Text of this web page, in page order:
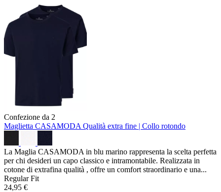
Confezione da 2
Maglietta CASAMODA Qualità extra fine | Collo rotondo
La Maglia CASAMODA in blu marino rappresenta la scelta perfetta
per chi desideri un capo classico e intramontabile. Realizzata in
cotone di extrafina qualità , offre un comfort straordinario e una...
Regular Fit
24,95 €